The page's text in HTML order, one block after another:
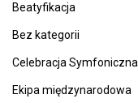
Beatyfikacja
Bez kategorii
Celebracja Symfoniczna
Ekipa międzynarodowa